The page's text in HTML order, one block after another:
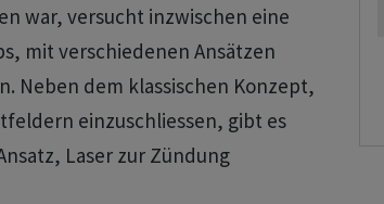
war, versucht inzwischen eine
mit verschiedenen Ansätzen
Neben dem klassischen Konzept,
einzuschliessen, gibt es
Laser zur Zündung